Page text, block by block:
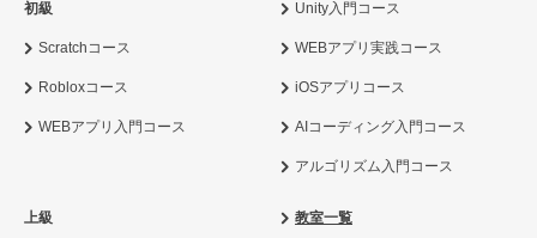
初級
Scratchコース
Robloxコース
WEBアプリ入門コース
Unity入門コース
WEBアプリ実践コース
iOSアプリコース
AIコーディング入門コース
アルゴリズム入門コース
上級 教室一覧